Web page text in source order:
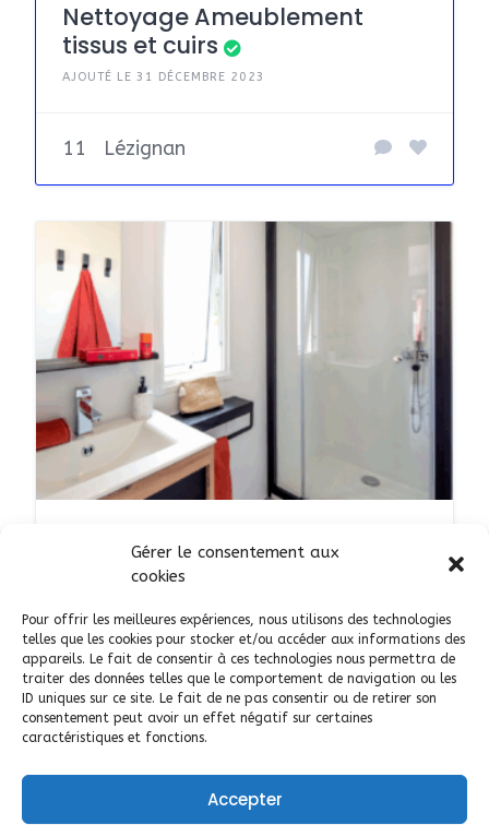
Gérer le consentement aux
cookies
Pour offrir les meilleures expériences, nous utilisons des technologies
telles que les cookies pour stocker et/ou accéder aux informations des
appareils. Le fait de consentir à ces technologies nous permettra de
traiter des données telles que le comportement de navigation ou les
ID uniques sur ce site. Le fait de ne pas consentir ou de retirer son
consentement peut avoir un effet négatif sur certaines
caractéristiques et fonctions.
Accepter
Nettoyage Ameublement
tissus et cuirs
AJOUTÉ LE 31 DÉCEMBRE 2023
11 Lézignan
Camping Ariane - terrain de
camping à Merville-
Franceville (14)
AJOUTÉ LE 22 AVRIL 2025
14 Merville-Franceville